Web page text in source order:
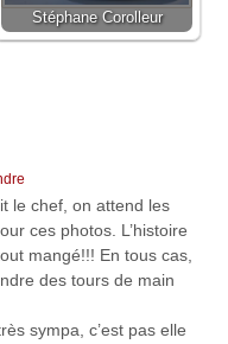
Stéphane Corolleur
le chef, on attend les
ces photos. L’histoire
mangé!!! En tous cas,
des tours de main
sympa, c’est pas elle